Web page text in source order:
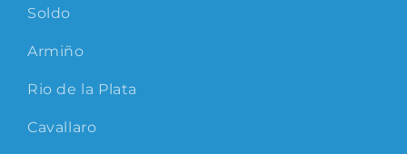
Soldo
Armiño
Rio de la Plata
Cavallaro